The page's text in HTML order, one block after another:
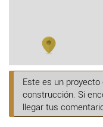
Este es un
construcción. Si
llegar tus